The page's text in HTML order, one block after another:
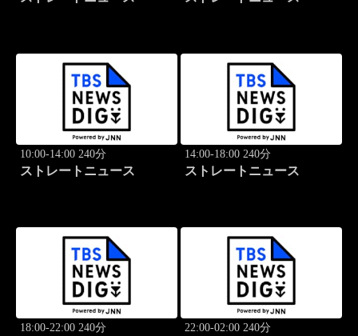
10:00-14:00 240分
ストレートニュース
14:00-18:00 240分
ストレートニュース
18:00-22:00 240分 22:00-02:00 240分